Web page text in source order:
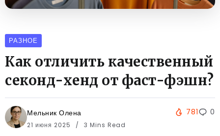
РАЗНОЕ
Как отличить качественный
секонд-хенд от фаст-фэшн?
Мельник Олена
21 июня 2025 3 Mins Read
781 0